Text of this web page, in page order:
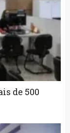
de 500